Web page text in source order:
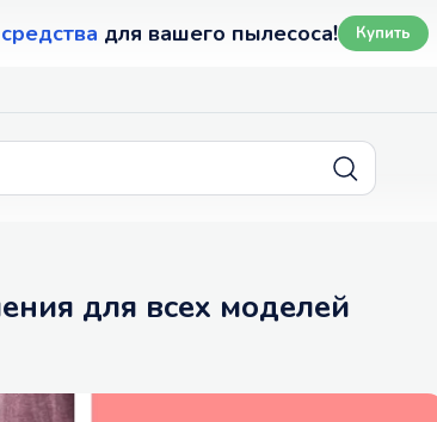
для вашего пылесоса! Купить
для всех моделей